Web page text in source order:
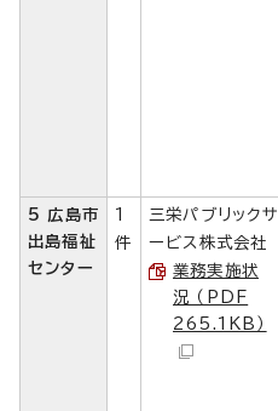
5 広島市
出島福祉
センター
1
件
三栄パブリックサ
ービス株式会社
業務実施状
況 （PDF
265.1KB）